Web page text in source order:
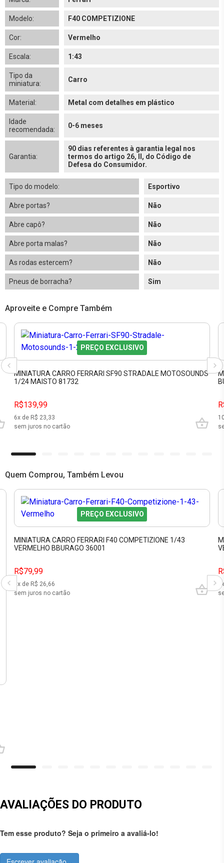
Modelo: F40 COMPETIZIONE
Cor: Vermelho
Escala: 1:43
Tipo da
miniatura:
Carro
Material: Metal com detalhes em plástico
Idade
recomendada:
0-6 meses
Garantia:
90 dias referentes à garantia legal nos
termos do artigo 26, II, do Código de
Defesa do Consumidor.
Tipo do modelo: Esportivo
Abre portas? Não
Abre capô? Não
Abre porta malas? Não
As rodas estercem? Não
Pneus de borracha? Sim
Aproveite e Compre Também
PREÇO EXCLUSIVO
MINIATURA CARRO FERRARI SF90 STRADALE MOTOSOUNDS
1/24 MAISTO 81732
R$139,99
6x de R$ 23,33
sem juros no cartão
Quem Comprou, Também Levou
PREÇO EXCLUSIVO
MINIATURA CARRO FERRARI F40 COMPETIZIONE 1/43
VERMELHO BBURAGO 36001
R$79,99
3x de R$ 26,66
sem juros no cartão
AVALIAÇÕES DO PRODUTO
Tem esse produto? Seja o primeiro a avaliá-lo!